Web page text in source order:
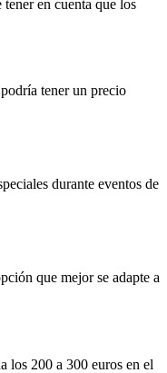
en cuenta que los
tener un precio
durante eventos de
que mejor se adapte a
los 200 a 300 euros en el